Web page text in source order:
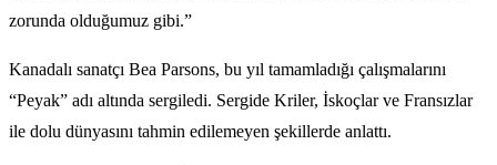
zorunda olduğumuz gibi.”
Kanadalı sanatçı Bea Parsons, bu yıl tamamladığı çalışmalarını
“Peyak” adı altında sergiledi. Sergide Kriler, İskoçlar ve Fransızlar
ile dolu dünyasını tahmin edilemeyen şekillerde anlattı.